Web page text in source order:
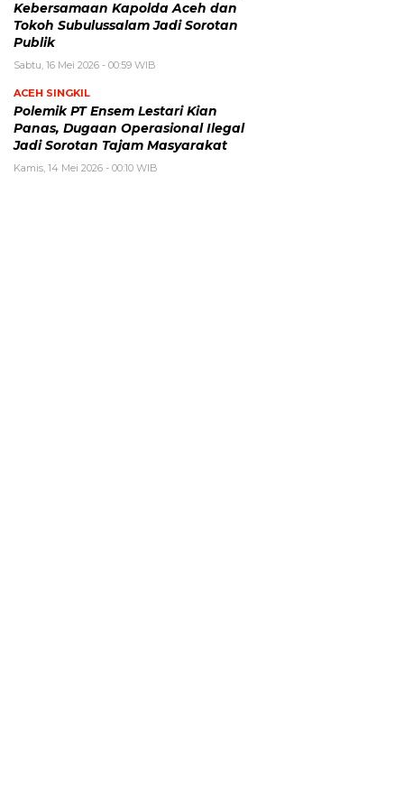
Kebersamaan Kapolda Aceh dan
Tokoh Subulussalam Jadi Sorotan
Publik
Sabtu, 16 Mei 2026 - 00:59 WIB
ACEH SINGKIL
Polemik PT Ensem Lestari Kian
Panas, Dugaan Operasional Ilegal
Jadi Sorotan Tajam Masyarakat
Kamis, 14 Mei 2026 - 00:10 WIB